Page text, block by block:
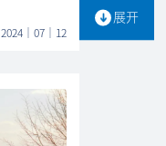
展开
2024｜07｜12